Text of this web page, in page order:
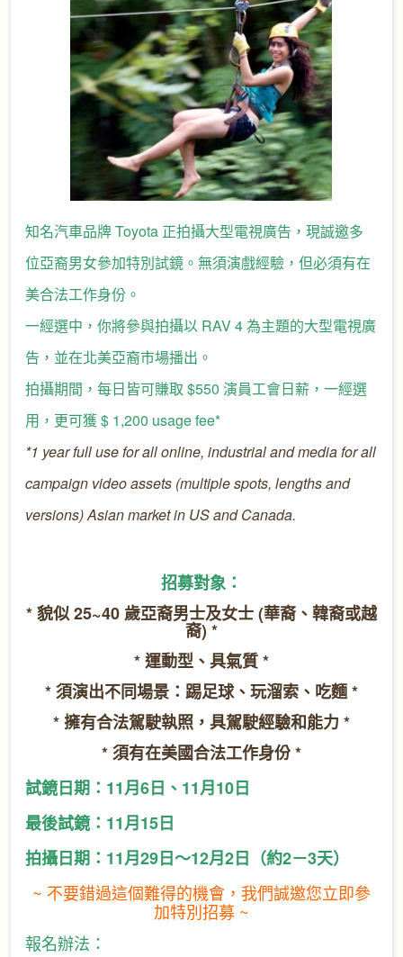
知名汽車品牌 Toyota 正拍攝大型電視廣告，現誠邀多
位亞裔男女參加特別試鏡。無須演戲經驗，但必須有在
美合法工作身份。
一經選中，你將參與拍攝以 RAV 4 為主題的大型電視廣
告，並在北美亞裔市場播出。
拍攝期間，每日皆可賺取 $550 演員工會日薪，一經選
用，更可獲 $ 1,200 usage fee*
*1 year full use for all online, industrial and media for all
campaign video assets (multiple spots, lengths and
versions) Asian market in US and Canada.
招募對象：
* 貌似 25~40 歲亞裔男士及女士 (華裔、韓裔或越
裔) *
* 運動型、具氣質 *
* 須演出不同場景：踢足球、玩溜索、吃麵 *
* 擁有合法駕駛執照，具駕駛經驗和能力 *
* 須有在美國合法工作身份 *
試鏡日期：11月6日、11月10日
最後試鏡：11月15日
拍攝日期：11月29日～12月2日（約2－3天）
~ 不要錯過這個難得的機會，我們誠邀您立即參
加特別招募 ~
報名辦法：